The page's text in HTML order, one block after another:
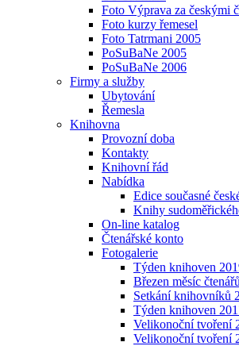
Foto Výprava za českými
Foto kurzy řemesel
Foto Tatrmani 2005
PoSuBaNe 2005
PoSuBaNe 2006
Firmy a služby
Ubytování
Řemesla
Knihovna
Provozní doba
Kontakty
Knihovní řád
Nabídka
Edice současné
Knihy
On-line katalog
Čtenářské konto
Fotogalerie
Týden knihoven
Březen měsíc
Setkání knihovníků
Týden knihoven
Velikonoční tvoření
Velikonoční tvoření